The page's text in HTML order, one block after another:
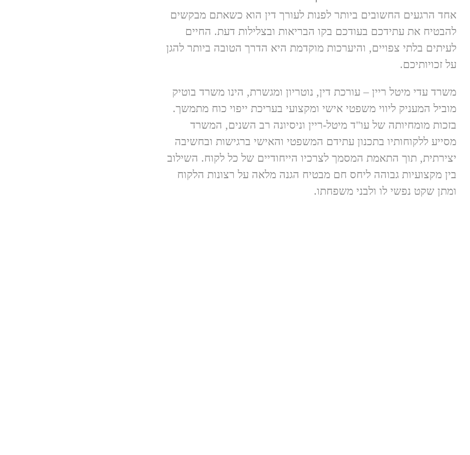
אחד הרגעים החשובים ביותר לפנות לעורך דין הוא כשאתם מבקשים
להבטיח את עתידכם בעודכם בקו הבריאות ובצלילות דעת. החיים
לעיתים בלתי צפויים, והיערכות מוקדמת היא הדרך הטובה ביותר להגן
על זכויותיכם.
משרד עדי מיטל ריין – עורכת דין, נוטריון ומגשרת, הינו משרד בוטיק
מוביל המעניק ליווי משפטי אישי ומקצועי בעריכת ייפוי כוח מתמשך.
בזכות מומחיותה של עו"ד מיטל-ריין וניסיונה רב השנים, המשרד
מסייע ללקוחותיו בתכנון עתידם המשפטי והאישי ברגישות ובחשיבה
יצירתית, תוך התאמת המסמך לצרכיו הייחודיים של כל לקוח. השילוב
בין מקצועיות גבוהה ליחס חם מבטיח הגנה מלאה על רצונות הלקוח
ומתן שקט נפשי לו ולבני משפחתו.